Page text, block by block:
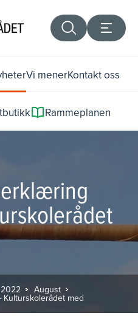
Vi menerKontakt oss
Rammeplanen
2022 August
med